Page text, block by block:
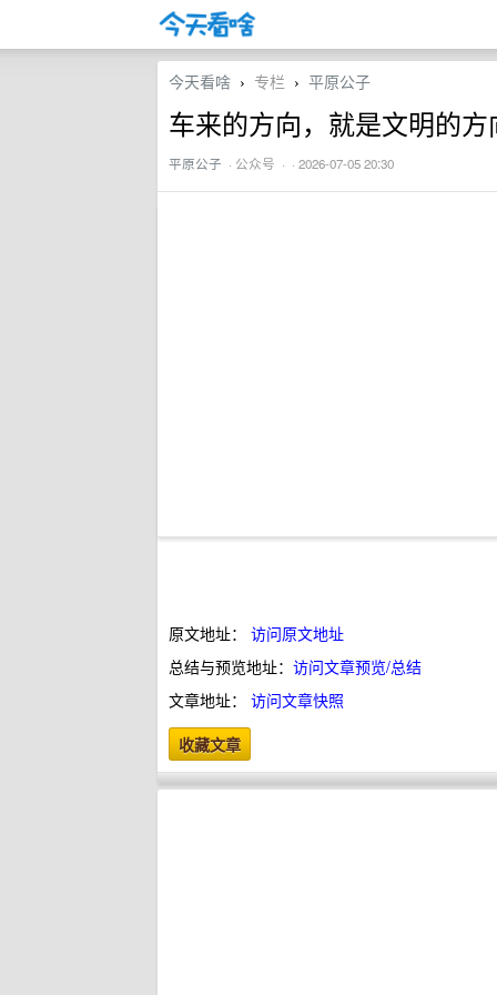
今天看啥 › 专栏 › 平原公子
车来的方向，就是文明的方
平原公子 · 公众号 · · 2026-07-05 20:30
原文地址： 访问原文地址
总结与预览地址： 访问文章预览/总结
文章地址： 访问文章快照